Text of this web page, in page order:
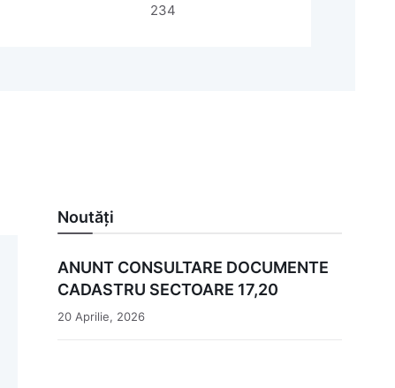
234
Noutăți
ANUNT CONSULTARE DOCUMENTE
CADASTRU SECTOARE 17,20
20 Aprilie, 2026